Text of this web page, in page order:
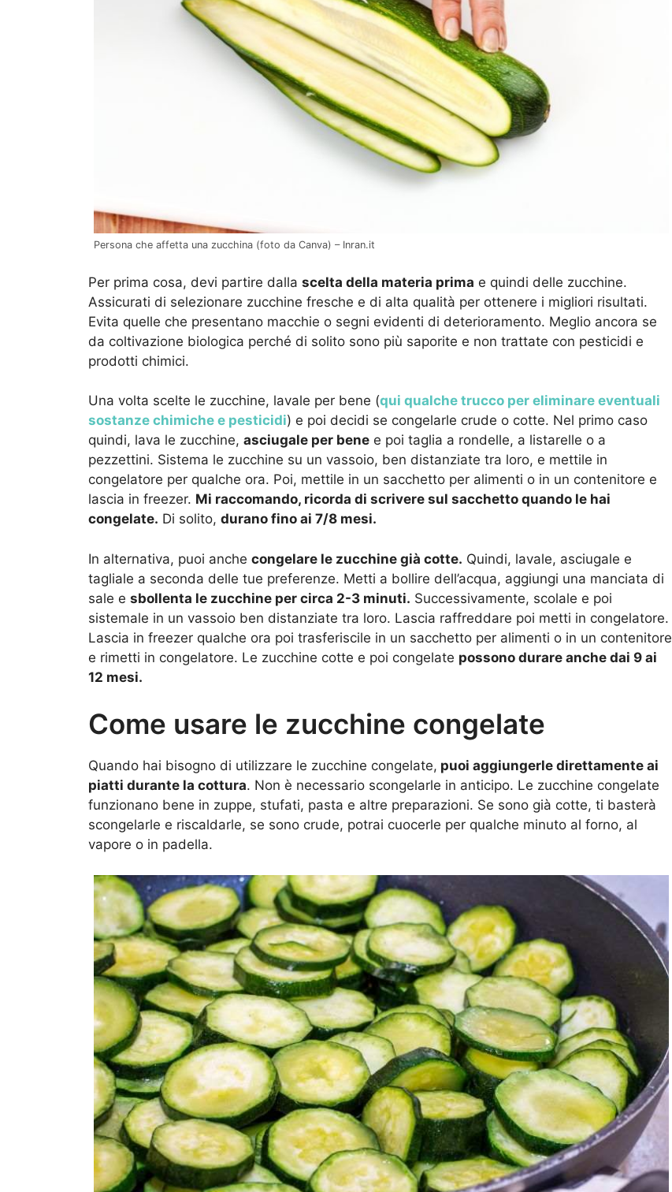
Persona che affetta una zucchina (foto da Canva) – Inran.it
Per prima cosa, devi partire dalla scelta della materia prima e quindi delle zucchine.
Assicurati di selezionare zucchine fresche e di alta qualità per ottenere i migliori risultati.
Evita quelle che presentano macchie o segni evidenti di deterioramento. Meglio ancora se
da coltivazione biologica perché di solito sono più saporite e non trattate con pesticidi e
prodotti chimici.
Una volta scelte le zucchine, lavale per bene (qui qualche trucco per eliminare eventuali
sostanze chimiche e pesticidi) e poi decidi se congelarle crude o cotte. Nel primo caso
quindi, lava le zucchine, asciugale per bene e poi taglia a rondelle, a listarelle o a
pezzettini. Sistema le zucchine su un vassoio, ben distanziate tra loro, e mettile in
congelatore per qualche ora. Poi, mettile in un sacchetto per alimenti o in un contenitore e
lascia in freezer. Mi raccomando, ricorda di scrivere sul sacchetto quando le hai
congelate. Di solito, durano fino ai 7/8 mesi.
In alternativa, puoi anche congelare le zucchine già cotte. Quindi, lavale, asciugale e
tagliale a seconda delle tue preferenze. Metti a bollire dell’acqua, aggiungi una manciata di
sale e sbollenta le zucchine per circa 2-3 minuti. Successivamente, scolale e poi
sistemale in un vassoio ben distanziate tra loro. Lascia raffreddare poi metti in congelatore.
Lascia in freezer qualche ora poi trasferiscile in un sacchetto per alimenti o in un contenitore
e rimetti in congelatore. Le zucchine cotte e poi congelate possono durare anche dai 9 ai
12 mesi.
Come usare le zucchine congelate
Quando hai bisogno di utilizzare le zucchine congelate, puoi aggiungerle direttamente ai
piatti durante la cottura. Non è necessario scongelarle in anticipo. Le zucchine congelate
funzionano bene in zuppe, stufati, pasta e altre preparazioni. Se sono già cotte, ti basterà
scongelarle e riscaldarle, se sono crude, potrai cuocerle per qualche minuto al forno, al
vapore o in padella.